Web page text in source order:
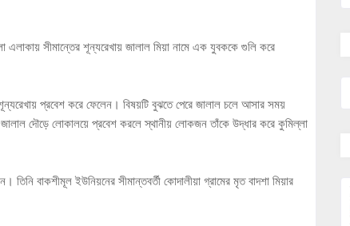
এলাকায় সীমান্তের শূন্যরেখায় জালাল মিয়া নামে এক যুবককে গুলি করে
প্রবেশ করে ফেলেন। বিষয়টি বুঝতে পেরে জালাল চলে আসার সময়
দৌড়ে লোকালয়ে প্রবেশ করলে স্থানীয় লোকজন তাঁকে উদ্ধার করে কুমিল্লা
বাকশীমূল ইউনিয়নের সীমান্তবর্তী কোদালীয়া গ্রামের মৃত বাদশা মিয়ার